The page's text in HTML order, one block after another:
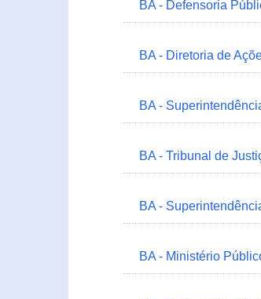
BA - Defensoria
BA - Diretoria de
BA -
BA - Tribunal de
BA -
BA - Ministério